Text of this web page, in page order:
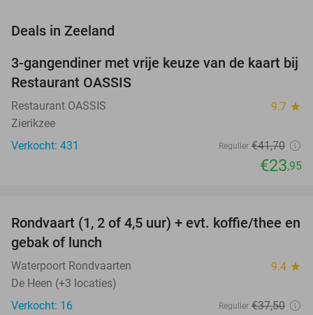
Deals in Zeeland
43%
3-gangendiner met vrije keuze van de kaart bij
Restaurant OASSIS
Restaurant OASSIS 9.7 star
Zierikzee
Verkocht: 431
Regulier €41,70
€23,95
61%
TODAY
Rondvaart (1, 2 of 4,5 uur) + evt. koffie/thee en
gebak of lunch
Waterpoort Rondvaarten 9.4 star
De Heen (+3 locaties)
Verkocht: 16
Regulier €37,50